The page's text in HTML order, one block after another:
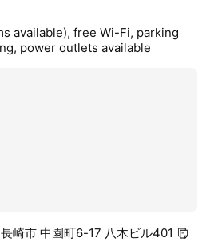
available), free Wi-Fi, parking
power outlets available
崎市 中園町6-17 八木ビル401